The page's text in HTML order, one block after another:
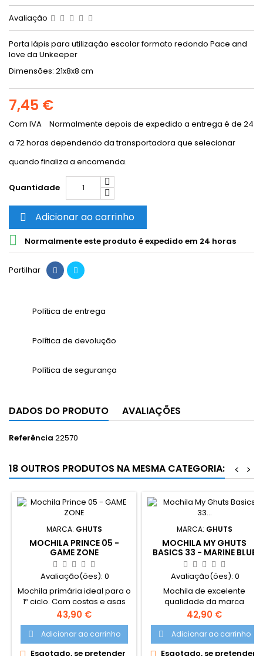
Avaliação
Porta lápis para utilização escolar formato redondo Pace and
love da Unkeeper
Dimensões: 21x8x8 cm
7,45 €
Com IVA
Normalmente depois de expedido a entrega é de 24
a 72 horas dependendo da transportadora que selecionar
quando finaliza a encomenda.
Quantidade
 Adicionar ao carrinho
 Normalmente este produto é expedido em 24 horas
Partilhar
Política de entrega
Política de devolução
Política de segurança
DADOS DO PRODUTO AVALIAÇÕES
Referência 22570
18 OUTROS PRODUTOS NA MESMA CATEGORIA: >
<
MARCA: GHUTS
MOCHILA PRINCE 05 -
GAME ZONE
Avaliação(ões): 0
Mochila primária ideal para o
1º ciclo. Com costas e asas
ergonómicas, apoio lombar
extra para melhor conforto,
bolsa com rede na lateral e
preparada para adaptar
Preço
43,90 €
 Adicionar ao carrinho
Esgotado, se pretender
MARCA: GHUTS
MOCHILA MY GHUTS
BASICS 33 - MARINE BLUE
Avaliação(ões): 0
Mochila de excelente
qualidade da marca
portuguesa Ghuts. Design
exclusivo concebido pela
ghuts. Modelo clássico e
intemporal ideal para uma
Preço
42,90 €
 Adicionar ao carrinho
Esgotado, se pretender